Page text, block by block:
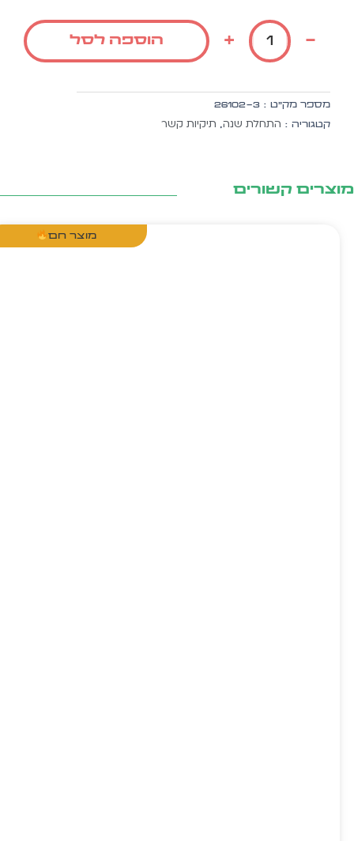
לגו
ברוכים
הבאים
ה.
הוספה לסל
מספר מק״ט :26102-3
קטגוריה : התחלת שנה,תיקיות קשר
קשורים
מוצר חם